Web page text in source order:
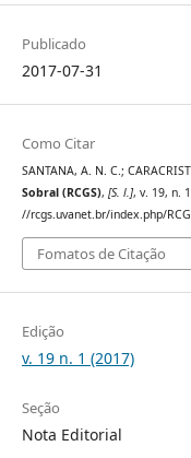
Publicado
2017-07-31
Como Citar
SANTANA, A. N. C.;
Sobral (RCGS), [S. l.], v. 19, n.
//rcgs.uvanet.br/index.php/
Fomatos de Citação
Edição
v. 19 n. 1 (2017)
Seção
Nota Editorial